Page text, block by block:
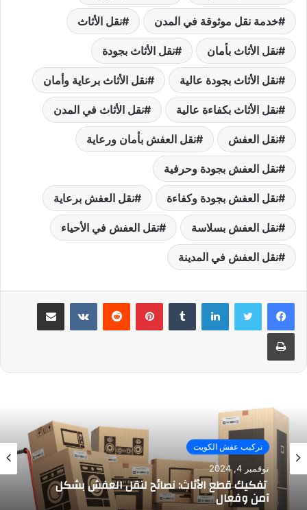
خدمة نقل موثوقة في المدن نقل الأثاث
نقل الأثاث بأمان نقل الأثاث بجودة
نقل الأثاث بجودة عالية نقل الأثاث برعاية وأمان
نقل الأثاث بكفاءة عالية نقل الأثاث في المدن
نقل العفش نقل العفش بأمان ورعاية
نقل العفش بجودة وحرفية
نقل العفش بجودة وكفاءة نقل العفش برعاية
نقل العفش بسلاسة نقل العفش في الأحياء
نقل العفش في المدينة
لينكدإن بينتيريست مشاركة عبر البريد
طباعة
تركيب عفش الكويت
نوفمبر 4, 2024
تفكيك قطع الأثاث: نصائح لنقل العفش بشكل
آمن وفعال